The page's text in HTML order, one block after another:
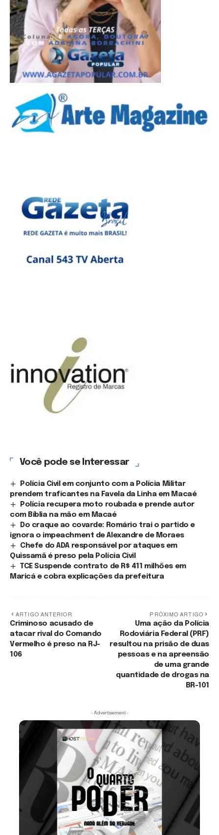
Você pode se Interessar
Polícia Civil em conjunto com a Polícia Militar
prendem traficantes na Favela da Linha em Macaé
Polícia recupera moto roubada e prende autor
com Bíblia na mão em Macaé
Do craque ao covarde: Romário trai o partido e
ignora o impeachment de Alexandre de Moraes
Chefe do ADA responsável por ataques em
Quissamã é preso pela Polícia Civil
TCE Suspende contrato de R$ 411 milhões em
Maricá e cobra explicações da prefeitura
ARTIGO ANTERIOR
Criminoso acusado de
atacar rival do Comando
Vermelho é preso na RJ-
106
PRÓXIMO ARTIGO
Uma ação da Polícia
Rodoviária Federal (PRF)
resultou na prisão de duas
pessoas e na apreensão
de uma grande
quantidade de drogas na
BR-101
- Advertisement -